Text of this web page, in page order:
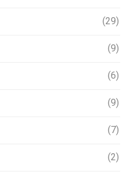
(29)
(9)
(6)
(9)
(7)
(2)